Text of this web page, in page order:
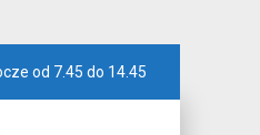
od 7.45 do 14.45